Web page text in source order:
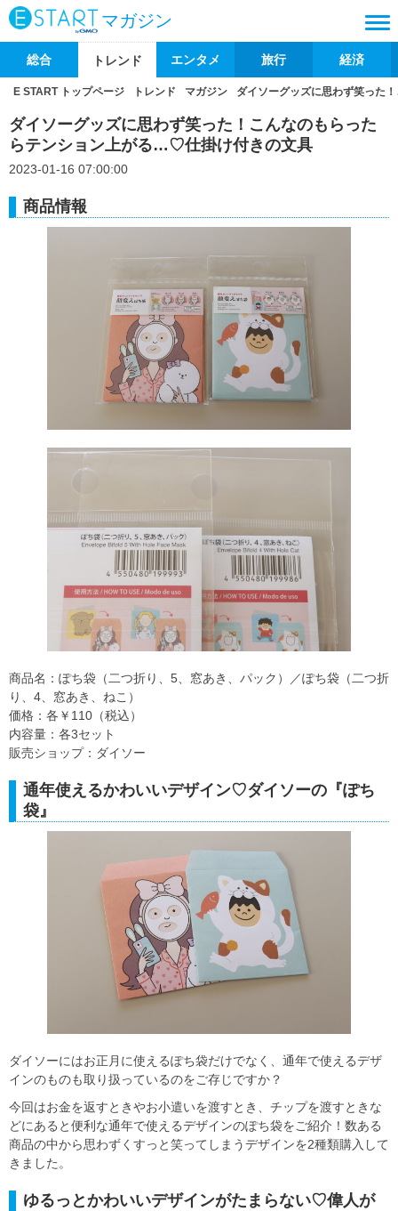
マガジン
総合 トレンド エンタメ 旅行 経済
E START トップページ トレンド マガジン ダイソーグッズに思わず笑った
ダイソーグッズに思わず笑った！こんなのもらった
らテンション上がる…♡仕掛け付きの文具
2023-01-16 07:00:00
商品情報
商品名：ぽち袋（二つ折り、5、窓あき、パック）／ぽち袋（二つ折
り、4、窓あき、ねこ）
価格：各￥110（税込）
内容量：各3セット
販売ショップ：ダイソー
通年使えるかわいいデザイン♡ダイソーの『ぽち
袋』
ダイソーにはお正月に使えるぽち袋だけでなく、通年で使えるデザ
インのものも取り扱っているのをご存じですか？
今回はお金を返すときやお小遣いを渡すとき、チップを渡すときな
どにあると便利な通年で使えるデザインのぽち袋をご紹介！数ある
商品の中から思わずくすっと笑ってしまうデザインを2種類購入して
きました。
ゆるっとかわいいデザインがたまらない♡偉人が